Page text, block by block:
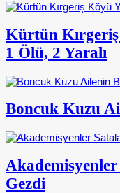
Kürtün
1 Ölü, 2 Yaralı
Boncuk Kuzu
Gezdi